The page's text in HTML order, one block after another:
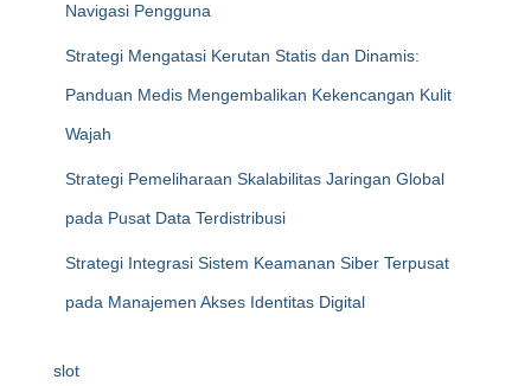
Navigasi Pengguna
Strategi Mengatasi Kerutan Statis dan Dinamis:
Panduan Medis Mengembalikan Kekencangan Kulit
Wajah
Strategi Pemeliharaan Skalabilitas Jaringan Global
pada Pusat Data Terdistribusi
Strategi Integrasi Sistem Keamanan Siber Terpusat
pada Manajemen Akses Identitas Digital
slot